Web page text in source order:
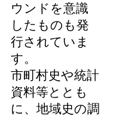
ウンドを意識
したものも発
行されていま
す。
市町村史や統計
資料等ととも
に、地域史の調